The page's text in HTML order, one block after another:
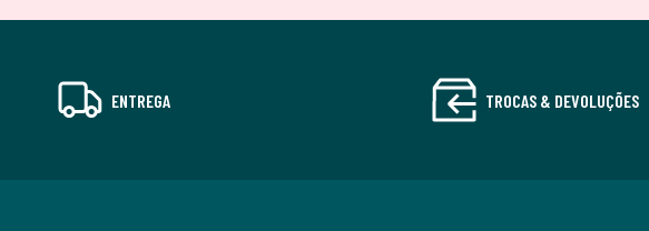
ENTREGA TROCAS & DEVOLUÇÕES